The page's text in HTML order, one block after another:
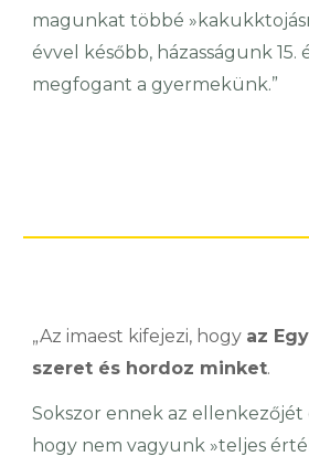
magunkat többé
évvel később, házasságunk 15.
megfogant a gyermekünk.”
„Az imaest kifejezi, hogy az
szeret és hordoz minket.
Sokszor ennek az ellenkezőjét
hogy nem vagyunk »teljes